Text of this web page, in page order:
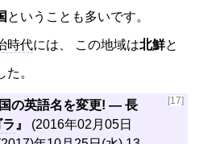
ということも多いです。
時代には、 この地域は北鮮と
。
[17]
の英語名を変更! — 長
(2016年02月05日